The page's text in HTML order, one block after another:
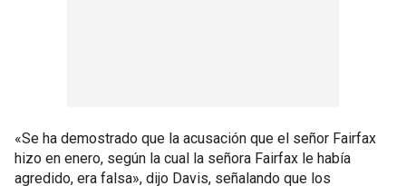
«Se ha demostrado que la acusación que el señor Fairfax
hizo en enero, según la cual la señora Fairfax le había
agredido, era falsa», dijo Davis, señalando que los